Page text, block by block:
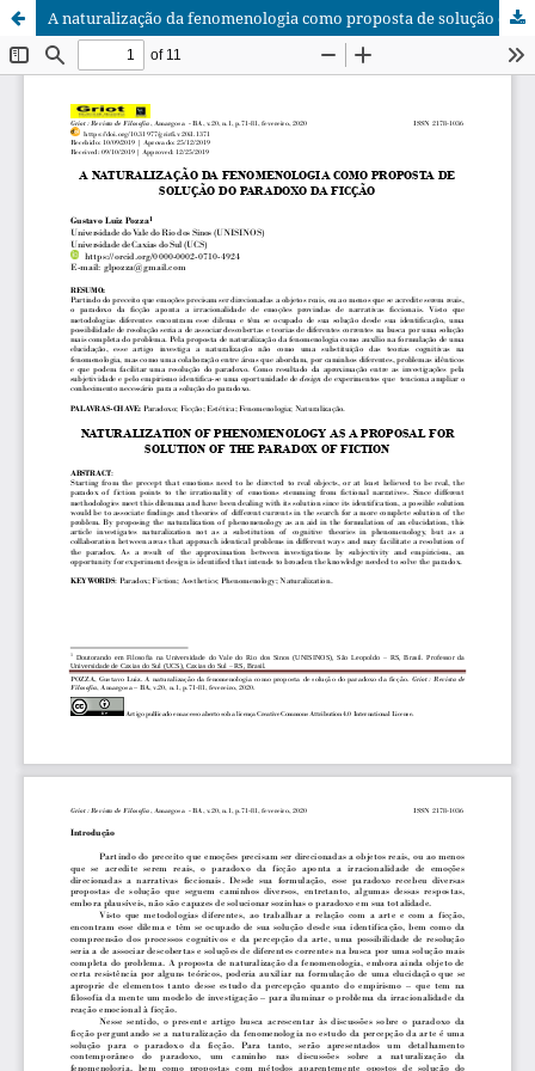
A naturalização da fenomenologia como proposta de solução do paradoxo da ficção